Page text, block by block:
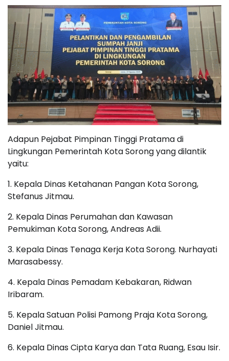
Adapun Pejabat Pimpinan Tinggi Pratama di
Lingkungan Pemerintah Kota Sorong yang dilantik
yaitu:
1. Kepala Dinas Ketahanan Pangan Kota Sorong,
Stefanus Jitmau.
2. Kepala Dinas Perumahan dan Kawasan
Pemukiman Kota Sorong, Andreas Adii.
3. Kepala Dinas Tenaga Kerja Kota Sorong. Nurhayati
Marasabessy.
4. Kepala Dinas Pemadam Kebakaran, Ridwan
Iribaram.
5. Kepala Satuan Polisi Pamong Praja Kota Sorong,
Daniel Jitmau.
6. Kepala Dinas Cipta Karya dan Tata Ruang, Esau Isir.